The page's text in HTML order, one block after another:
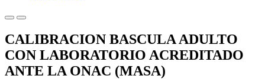
CALIBRACION BASCULA ADULTO
CON LABORATORIO ACREDITADO
ANTE LA ONAC (MASA)